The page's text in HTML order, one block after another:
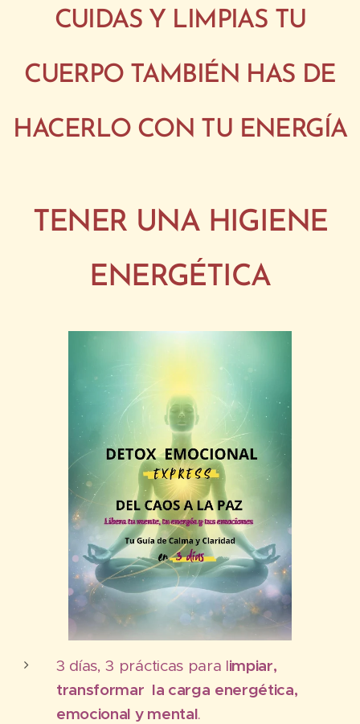
CUIDAS Y LIMPIAS TU
CUERPO TAMBIÉN HAS DE
HACERLO CON TU ENERGÍA
TENER UNA HIGIENE
ENERGÉTICA
3 días, 3 prácticas para limpiar,
transformar la carga energética,
emocional y mental.